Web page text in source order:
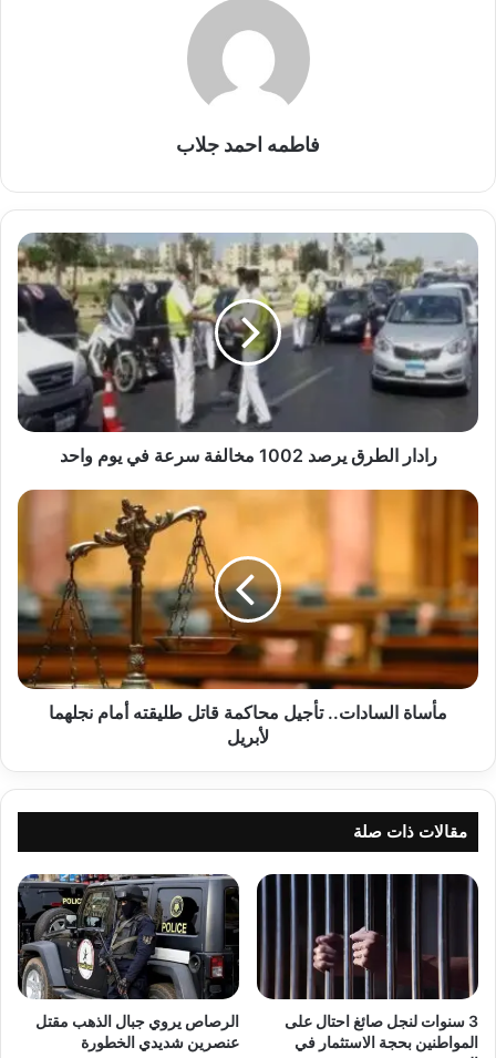
فاطمه احمد جلاب
رادار
الطرق
يرصد
1002
مخالفة
سرعة
في
واحد
رادار الطرق يرصد 1002 مخالفة سرعة في يوم واحد
مأساة
تأجيل
قاتل
طليقته
أمام
نجلهما
لأبريل
مأساة السادات.. تأجيل محاكمة قاتل طليقته أمام نجلهما
لأبريل
مقالات ذات صلة
3 سنوات لنجل صائغ احتال على
المواطنين بحجة الاستثمار في
الرصاص يروي جبال الذهب مقتل
عنصرين شديدي الخطورة